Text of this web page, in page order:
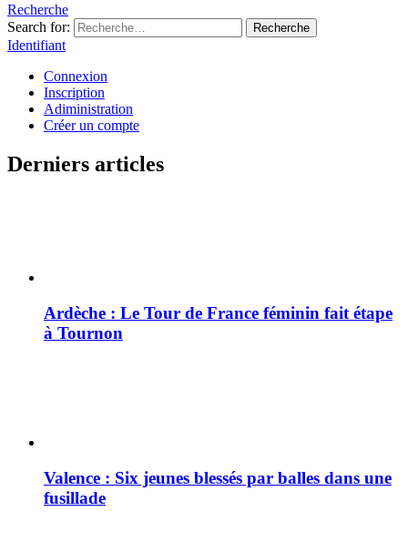
Recherche
Search for:
Recherche
Identifiant
Connexion
Inscription
Adiministration
Créer un compte
Derniers articles
Ardèche : Le Tour de France féminin fait étape
à Tournon
Valence : Six jeunes blessés par balles dans une
fusillade